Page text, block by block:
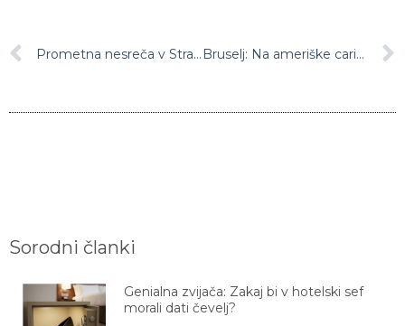
Prometna nesreča v Stranicah usodna za dva motorista Bruselj: Na ameriške carine bomo seveda odgovorili s povračilnimi ukrepi
Sorodni članki
Genialna zvijača: Zakaj bi v hotelski sef
morali dati čevelj?